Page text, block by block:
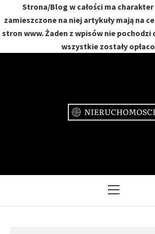
Strona/Blog w całości ma
zamieszczone na niej artykuły mają na
stron www. Żaden z wpisów nie
wszystkie zostały
Menu